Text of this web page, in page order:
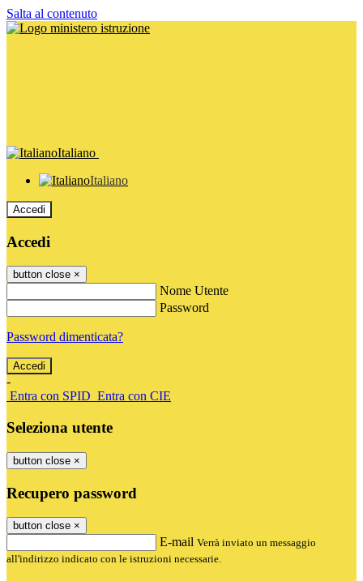
Salta al contenuto
Italiano
Italiano
Accedi
Accedi
button close ×
Nome Utente
Password
Password dimenticata?
-
Entra con SPID Entra con CIE
Seleziona utente
button close ×
Recupero password
button close ×
E-mail Verrà inviato un messaggio
all'indirizzo indicato con le istruzioni necessarie.